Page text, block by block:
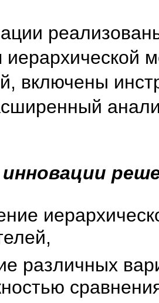
иерархической
включены
различных